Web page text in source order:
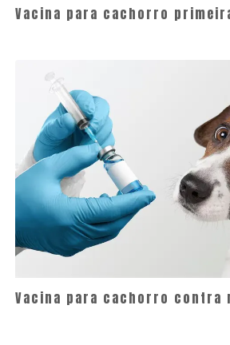
Vacina para cachorro
Vacina para cachorro contra